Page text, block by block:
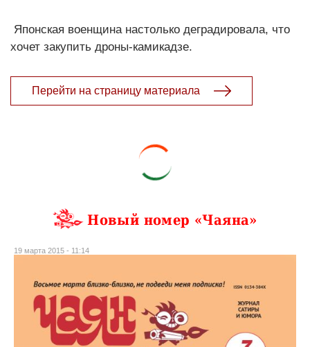
Японская военщина настолько деградировала, что
хочет закупить дро­ны-камикадзе.
Перейти на страницу материала
Новый номер «Чаяна»
19 марта 2015 - 11:14